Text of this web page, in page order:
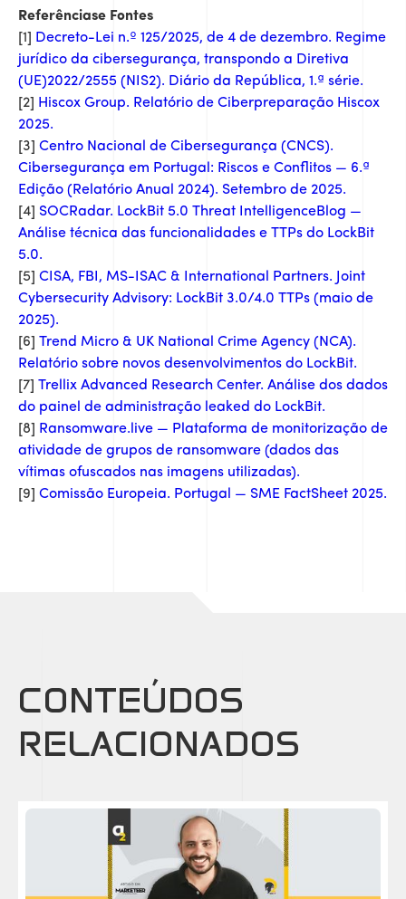
Referênciase Fontes
[1] Decreto-Lei n.º 125/2025, de 4 de dezembro. Regime
jurídico da cibersegurança, transpondo a Diretiva
(UE)2022/2555 (NIS2). Diário da República, 1.ª série.
[2] Hiscox Group. Relatório de Ciberpreparação Hiscox
2025.
[3] Centro Nacional de Cibersegurança (CNCS).
Cibersegurança em Portugal: Riscos e Conflitos — 6.ª
Edição (Relatório Anual 2024). Setembro de 2025.
[4] SOCRadar. LockBit 5.0 Threat IntelligenceBlog —
Análise técnica das funcionalidades e TTPs do LockBit
5.0.
[5] CISA, FBI, MS-ISAC & International Partners. Joint
Cybersecurity Advisory: LockBit 3.0/4.0 TTPs (maio de
2025).
[6] Trend Micro & UK National Crime Agency (NCA).
Relatório sobre novos desenvolvimentos do LockBit.
[7] Trellix Advanced Research Center. Análise dos dados
do painel de administração leaked do LockBit.
[8] Ransomware.live — Plataforma de monitorização de
atividade de grupos de ransomware (dados das
vítimas ofuscados nas imagens utilizadas).
[9] Comissão Europeia. Portugal — SME FactSheet 2025.
CONTEÚDOS
RELACIONADOS